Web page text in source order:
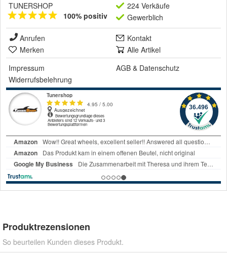
TUNERSHOP
100% positiv
224 Verkäufe
Gewerblich
Anrufen
Kontakt
Merken
Alle Artikel
Impressum
AGB & Datenschutz
Widerrufsbelehrung
Produktrezensionen
So beurteilen Kunden dieses Produkt.